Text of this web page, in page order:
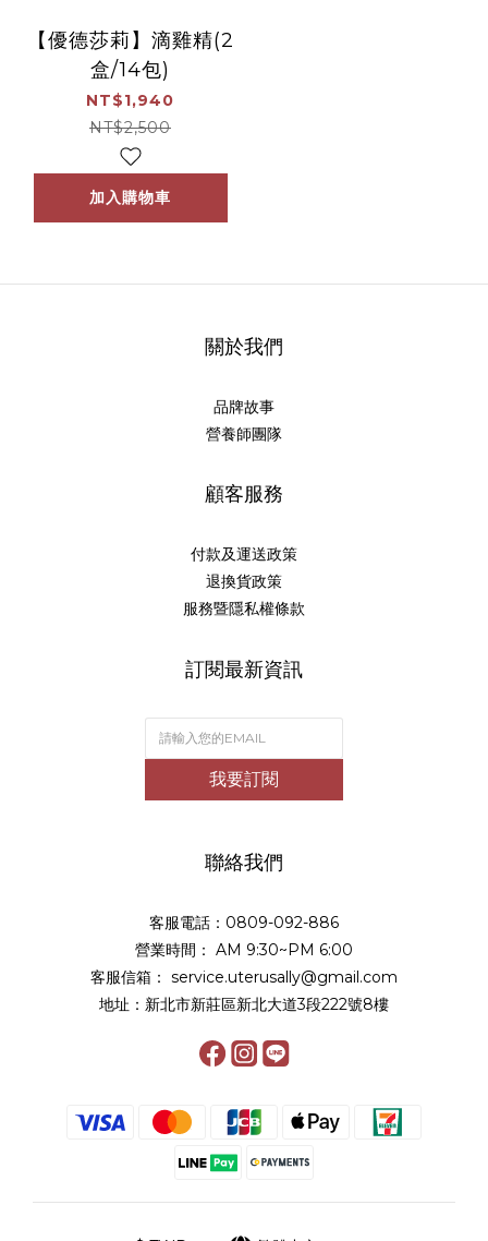
【優德莎莉】滴雞精(2
盒/14包)
NT$1,940
NT$2,500
加入購物車
關於我們
品牌故事
營養師團隊
顧客服務
付款及運送政策
退換貨政策
服務暨隱私權條款
訂閱最新資訊
我要訂閱
聯絡我們
客服電話：0809-092-886
營業時間： AM 9:30~PM 6:00
客服信箱： service.uterusally@gmail.com
地址：新北市新莊區新北大道3段222號8樓